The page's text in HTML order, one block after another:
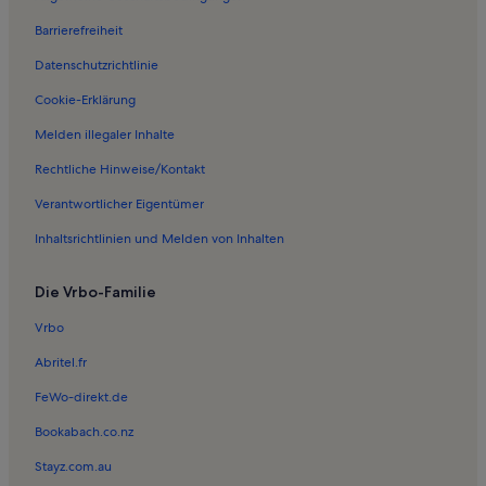
Ferienwohnungen in Skafi
Ferienwohnungen in Anidri
Ferienwohnungen in Sougia Strand
Ferienwohnungen in Moni
Ferienwohnungen in Kriós
Ferienwohnungen in Palaiochora Strand
Ferienwohnungen in Gialos
Pensionen in Strand von Nea Chora
Ferienunterkünfte mit Pool in Apokoronas
Häuser in Georgioupolis
Villen in Georgioupolis
Ferienunterkünfte mit Pool in Georgioupolis
Resorts in Georgioupolis
Barrierefreiheit
Datenschutzrichtlinie
Cookie-Erklärung
Melden illegaler Inhalte
Rechtliche Hinweise/Kontakt
Verantwortlicher Eigentümer
Inhaltsrichtlinien und Melden von Inhalten
Die Vrbo-Familie
Vrbo
Abritel.fr
FeWo-direkt.de
Bookabach.co.nz
Stayz.com.au